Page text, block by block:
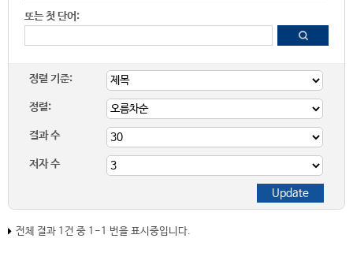
또는 첫 단어:
정렬 기준:
정렬:
결과 수
저자 수
전체 결과 1건 중 1-1 번을 표시중입니다.